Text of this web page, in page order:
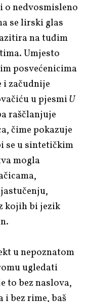
o nedvosmisleno
se lirski glas
na tuđim
Umjesto
posvećenicima
začudnije
u pjesmiU
raščlanjuje
čime pokazuje
se u sintetičkim
mogla
kojih bi jezik
u nepoznatom
ugledati
to bez naslova,
bez rime, baš